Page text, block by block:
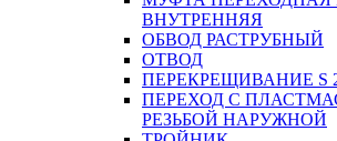
ВНУТРЕННЯЯ
ОБВОД РАСТРУБНЫЙ
ОТВОД
ПЕРЕКРЕЩИВАНИЕ S
ПЕРЕХОД С
РЕЗЬБОЙ НАРУЖНОЙ